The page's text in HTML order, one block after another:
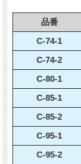
品番
C-74-1
C-74-2
C-80-1
C-85-1
C-85-2
C-95-1
C-95-2